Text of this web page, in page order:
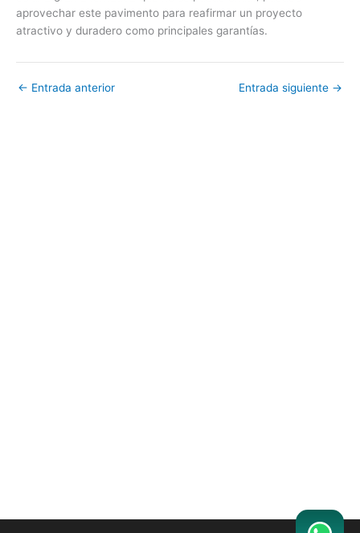
aprovechar este pavimento para reafirmar un proyecto
atractivo y duradero como principales garantías.
← Entrada anterior Entrada siguiente →